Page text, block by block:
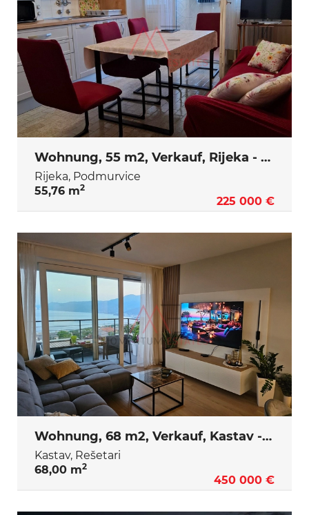
Wohnung, 55 m2, Verkauf, Rijeka - Podmurvice
Rijeka, Podmurvice
55,76 m2
225 000 €
Wohnung, 68 m2, Verkauf, Kastav - Rešetari
Kastav, Rešetari
68,00 m2
450 000 €